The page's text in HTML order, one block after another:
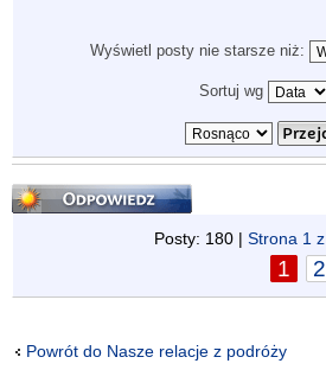
Wyświetl posty nie starsze niż:
Sortuj wg
Odpowiedz
Posty: 180 | Strona 1 z
1 2
Powrót do Nasze relacje z podróży